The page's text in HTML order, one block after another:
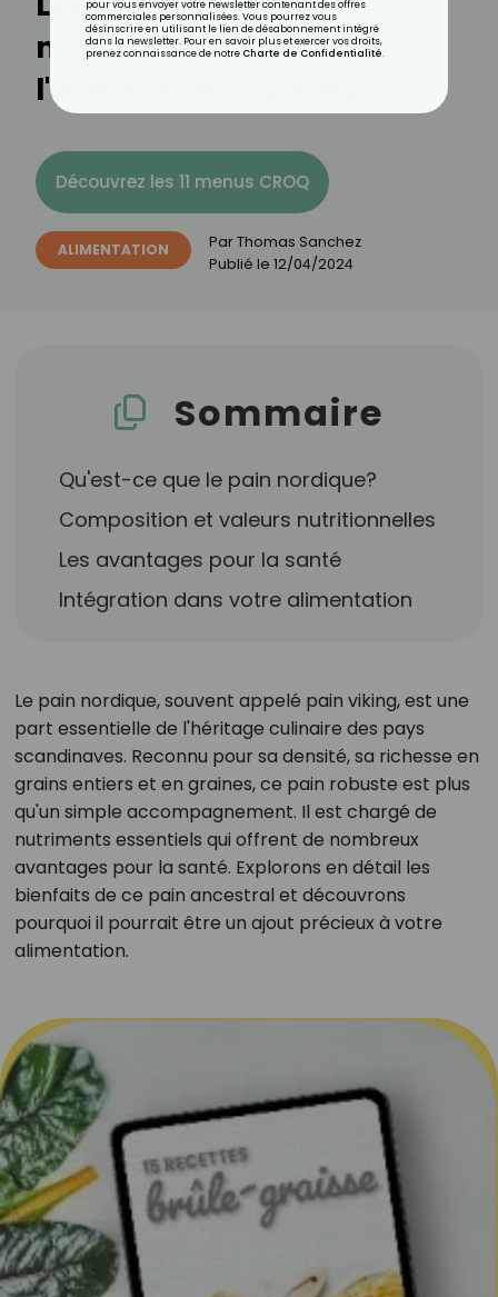
nordique : un trésor de
l'alimentation Viking
Découvrez les 11 menus CROQ
ALIMENTATION ParThomas Sanchez
Publié le 12/04/2024
Sommaire
Qu'est-ce que le pain nordique?
Composition et valeurs nutritionnelles
Les avantages pour la santé
Intégration dans votre alimentation
Le pain nordique, souvent appelé pain viking, est une
part essentielle de l'héritage culinaire des pays
scandinaves. Reconnu pour sa densité, sa richesse en
grains entiers et en graines, ce pain robuste est plus
qu'un simple accompagnement. Il est chargé de
nutriments essentiels qui offrent de nombreux
avantages pour la santé. Explorons en détail les
bienfaits de ce pain ancestral et découvrons
pourquoi il pourrait être un ajout précieux à votre
alimentation.
pour vous envoyer votre newsletter contenant des offres
commerciales personnalisées. Vous pourrez vous
désinscrire en utilisant le lien de désabonnement intégré
dans la newsletter. Pour en savoir plus et exercer vos droits,
prenez connaissance de notre Charte de Confidentialité.